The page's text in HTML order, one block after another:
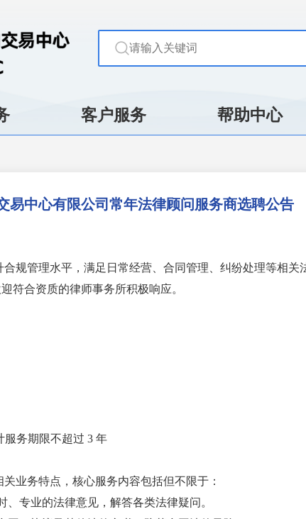
客户服务 帮助中心
易中心有限公司常年法律顾问服务商选聘公告
规管理水平，满足日常经营、合同管理、纠纷处理等相关
符合资质的律师事务所积极响应。
服务期限不超过 3 年
业务特点，核心服务内容包括但不限于：
、专业的法律意见，解答各类法律疑问。